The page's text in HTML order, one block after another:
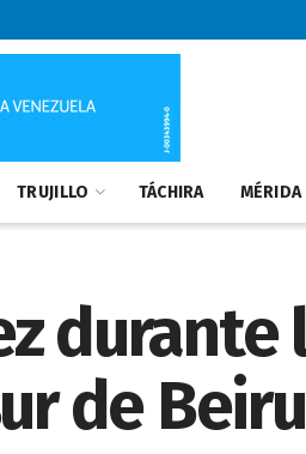
TRUJILLO TÁCHIRA MÉRIDA
durante
de